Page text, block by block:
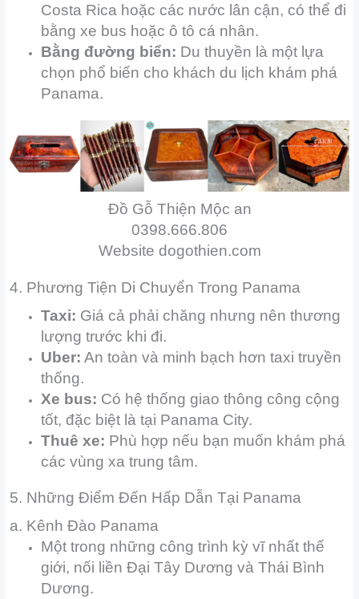
Costa Rica hoặc các nước lân cận, có thể đi
bằng xe bus hoặc ô tô cá nhân.
Bằng đường biển: Du thuyền là một lựa
chọn phổ biến cho khách du lịch khám phá
Panama.
Đồ Gỗ Thiện Mộc an
0398.666.806
Website dogothien.com
4. Phương Tiện Di Chuyển Trong Panama
Taxi: Giá cả phải chăng nhưng nên thương
lượng trước khi đi.
Uber: An toàn và minh bạch hơn taxi truyền
thống.
Xe bus: Có hệ thống giao thông công cộng
tốt, đặc biệt là tại Panama City.
Thuê xe: Phù hợp nếu bạn muốn khám phá
các vùng xa trung tâm.
5. Những Điểm Đến Hấp Dẫn Tại Panama
a. Kênh Đào Panama
Một trong những công trình kỳ vĩ nhất thế
giới, nối liền Đại Tây Dương và Thái Bình
Dương.